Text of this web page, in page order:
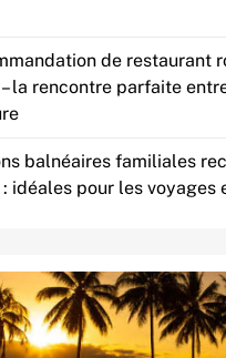
de restaurant
la rencontre parfaite
balnéaires familiales
: idéales pour les voyages